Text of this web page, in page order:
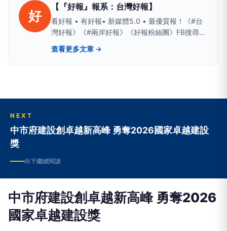
好
【『好報』報系：台灣好報】
看好報 • 有好報• 新媒體5.0 • 最優質報！《#台
灣好報》《#兩岸好報》《好報粉絲團》FB搜尋；
Yahoo、PChome、LIFE新聞、yamnews、
owlnews也看得到
查看更多文章 →
NEXT
中市府建設創卓越新高峰 勇奪2026國家卓越建設
獎
向下繼續閱讀
中市府建設創卓越新高峰 勇奪2026
國家卓越建設獎